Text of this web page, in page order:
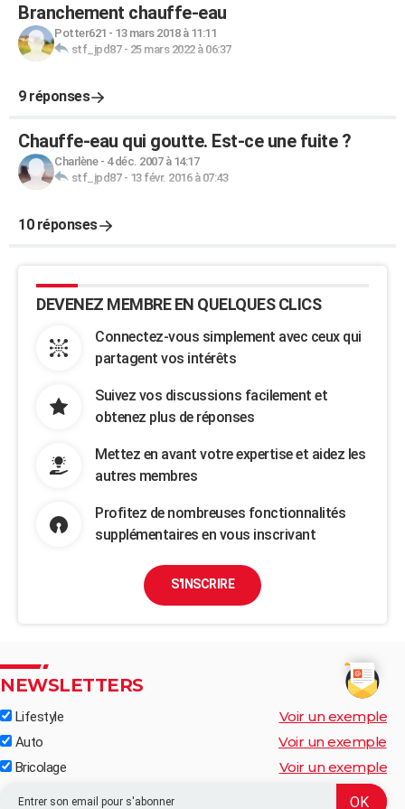
Branchement chauffe-eau
Potter621 - 13 mars 2018 à 11:11
stf_jpd87- 25 mars 2022 à 06:37
9 réponses
Chauffe-eau qui goutte. Est-ce une fuite ?
Charlène- 4 déc. 2007 à 14:17
stf_jpd87- 13 févr. 2016 à 07:43
10 réponses
DEVENEZ MEMBRE EN QUELQUES CLICS
Connectez-vous simplement avec ceux qui
partagent vos intérêts
Suivez vos discussions facilement et
obtenez plus de réponses
Mettez en avant votre expertise et aidez les
autres membres
Profitez de nombreuses fonctionnalités
supplémentaires en vous inscrivant
S'INSCRIRE
NEWSLETTERS
Lifestyle Voir un exemple
Auto Voir un exemple
Bricolage Voir un exemple